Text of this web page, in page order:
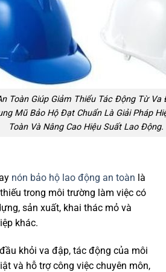
Toàn Giúp Giảm Thiểu Tác Động Từ Va
Mũ Bảo Hộ Đạt Chuẩn Là Giải Pháp
Toàn Và Nâng Cao Hiệu Suất Lao Động.
nón bảo hộ lao động an toàn là
trong môi trường làm việc có
sản xuất, khai thác mỏ và
khác.
khỏi va đập, tác động của môi
và hỗ trợ công việc chuyên môn,